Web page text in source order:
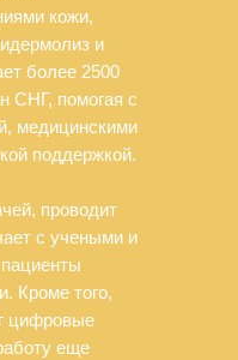
кожи,
и
более 2500
СНГ, помогая с
медицинскими
поддержкой.
проводит
с учеными и
Кроме того,
цифровые
еще